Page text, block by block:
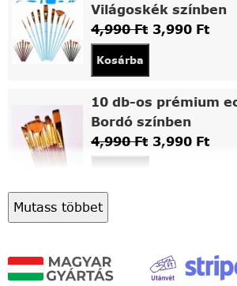
Világoskék színben
4,990Ft 3,990 Ft
Kosárba
10 db-os prémium
Bordó színben
4,990Ft 3,990 Ft
Asztali fa festőállvány
Kosárba
Mutass többet